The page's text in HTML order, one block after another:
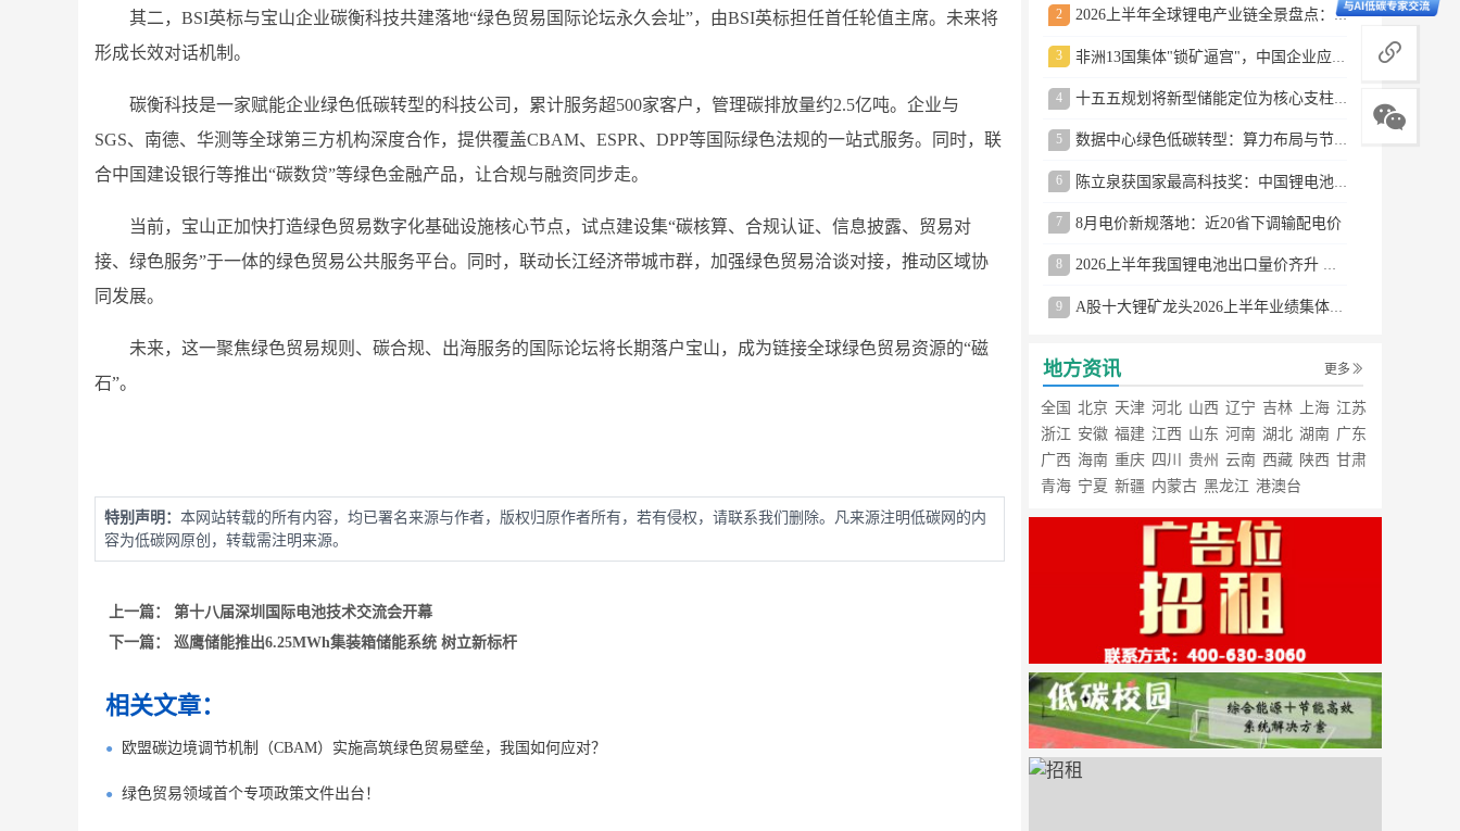
其二，BSI英标与宝山企业碳衡科技共建落地“绿色贸易国际论坛永久会址”，由BSI英标担任首任轮值主席。未来将
形成长效对话机制。
碳衡科技是一家赋能企业绿色低碳转型的科技公司，累计服务超500家客户，管理碳排放量约2.5亿吨。企业与
SGS、南德、华测等全球第三方机构深度合作，提供覆盖CBAM、ESPR、DPP等国际绿色法规的一站式服务。同时，联
合中国建设银行等推出“碳数贷”等绿色金融产品，让合规与融资同步走。
当前，宝山正加快打造绿色贸易数字化基础设施核心节点，试点建设集“碳核算、合规认证、信息披露、贸易对
接、绿色服务”于一体的绿色贸易公共服务平台。同时，联动长江经济带城市群，加强绿色贸易洽谈对接，推动区域协
同发展。
未来，这一聚焦绿色贸易规则、碳合规、出海服务的国际论坛将长期落户宝山，成为链接全球绿色贸易资源的“磁
石”。
特别声明： 本网站转载的所有内容，均已署名来源与作者，版权归原作者所有，若有侵权，请联系我们删除。凡来源注明低碳网的内
容为低碳网原创，转载需注明来源。
上一篇： 第十八届深圳国际电池技术交流会开幕
下一篇： 巡鹰储能推出6.25MWh集装箱储能系统 树立新标杆
相关文章：
欧盟碳边境调节机制（CBAM）实施高筑绿色贸易壁垒，我国如何应对？
绿色贸易领域首个专项政策文件出台！
2 2026上半年全球锂电产业链全景盘点：储能爆发、整车出口高增、材料供需分化
3
4 十五五规划将新型储能定位为核心支柱产业
5 数据中心绿色低碳转型：算力布局与节能技术突破
6
7 8月电价新规落地：近20省下调输配电价
8 2026上半年我国锂电池出口量价齐升 德国成最大市场
9 A股十大锂矿龙头2026上半年业绩集体大涨
地方资讯 更多
全国 北京 天津 河北 山西 辽宁 吉林 上海 江苏
浙江 安徽 福建 江西 山东 河南 湖北 湖南 广东
广西 海南 重庆 四川 贵州 云南 西藏 陕西 甘肃
青海 宁夏 新疆 内蒙古 黑龙江 港澳台